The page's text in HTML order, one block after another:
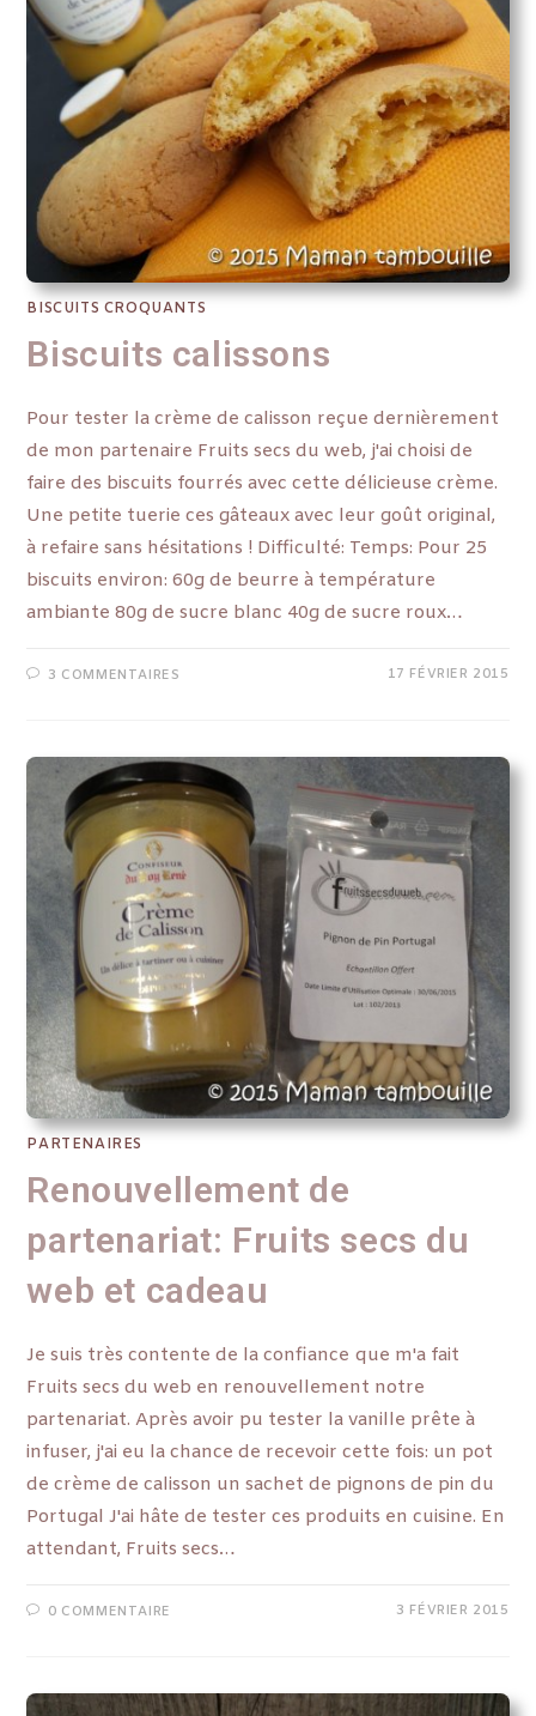
BISCUITS CROQUANTS
Biscuits calissons
Pour tester la crème de calisson reçue dernièrement
de mon partenaire Fruits secs du web, j'ai choisi de
faire des biscuits fourrés avec cette délicieuse crème.
Une petite tuerie ces gâteaux avec leur goût original,
à refaire sans hésitations ! Difficulté: Temps: Pour 25
biscuits environ: 60g de beurre à température
ambiante 80g de sucre blanc 40g de sucre roux…
3 COMMENTAIRES 17 FÉVRIER 2015
PARTENAIRES
Renouvellement de
partenariat: Fruits secs du
web et cadeau
Je suis très contente de la confiance que m'a fait
Fruits secs du web en renouvellement notre
partenariat. Après avoir pu tester la vanille prête à
infuser, j'ai eu la chance de recevoir cette fois: un pot
de crème de calisson un sachet de pignons de pin du
Portugal J'ai hâte de tester ces produits en cuisine. En
attendant, Fruits secs…
0 COMMENTAIRE 3 FÉVRIER 2015